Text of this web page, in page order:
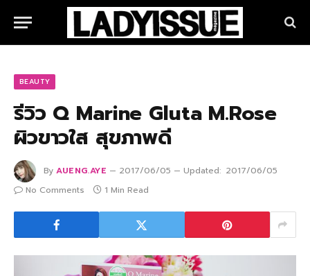
BEAUTY
รีวิว Q Marine Gluta M.Rose
ผิวขาวใส สุขภาพดี
By AUENG.AYE 2017/06/05 Updated: 2017/06/05
No Comments
1 Min Read